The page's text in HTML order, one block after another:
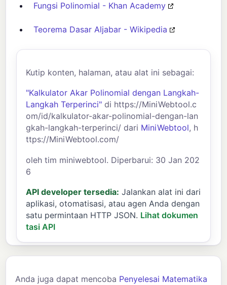
Fungsi Polinomial - Khan Academy
Teorema Dasar Aljabar - Wikipedia
Kutip konten, halaman, atau alat ini sebagai:
"Kalkulator Akar Polinomial dengan Langkah-
Langkah Terperinci" di https://MiniWebtool.c
om/id/kalkulator-akar-polinomial-dengan-lan
gkah-langkah-terperinci/ dari MiniWebtool, h
ttps://MiniWebtool.com/
oleh tim miniwebtool. Diperbarui: 30 Jan 202
6
API developer tersedia: Jalankan alat ini dari
aplikasi, otomatisasi, atau agen Anda dengan
satu permintaan HTTP JSON. Lihat dokumen
tasi API
Anda juga dapat mencoba Penyelesai Matematika